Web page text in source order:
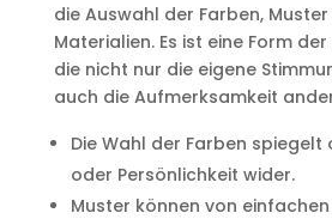
die Auswahl der Farben,
Materialien. Es ist eine Form der
die nicht nur die eigene
auch die Aufmerksamkeit
Die Wahl der Farben spiegelt
oder Persönlichkeit wider.
Muster können von